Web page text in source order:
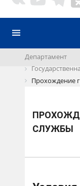
Департамент
Прохождение
СЛУЖБЫ